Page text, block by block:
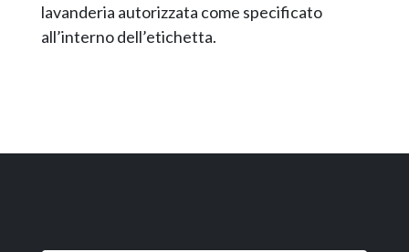
lavanderia autorizzata come specificato
all’interno dell’etichetta.